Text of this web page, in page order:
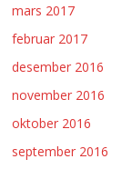
mars 2017
februar 2017
desember 2016
november 2016
oktober 2016
september 2016